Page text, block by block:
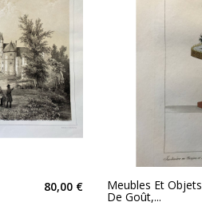
80,00 € Meubles Et Objets
De Goût,...